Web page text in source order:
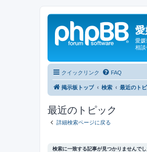
愛媛
相談
クイックリンク FAQ
掲示板トップ 検索 最近のト
最近のトピック
詳細検索ページに戻る
検索に一致する記事が見つかりませんでし